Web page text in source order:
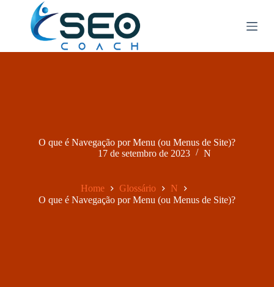
r
O que é Navegação por Menu (ou Menus de Site)?
17 de setembro de 2023
N
Home Glossário
N
O que é Navegação por Menu (ou Menus de Site)?